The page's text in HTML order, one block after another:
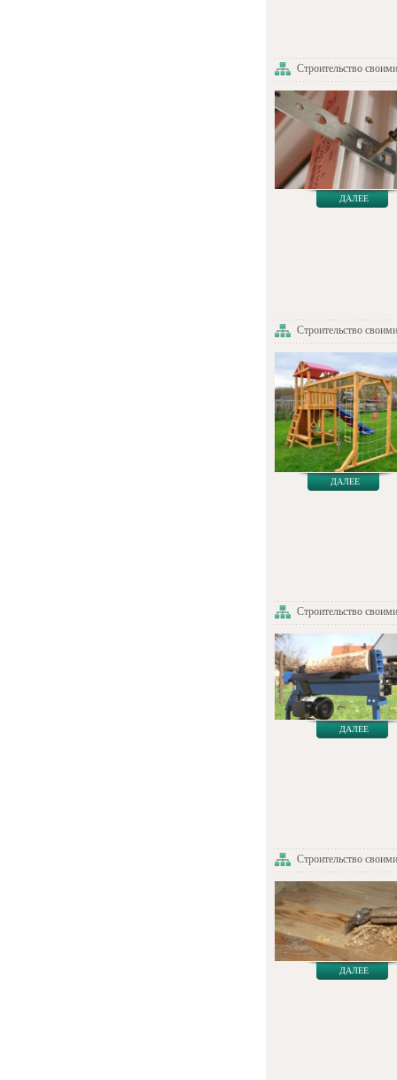
Строительство
ДАЛЕЕ
Строительство
ДАЛЕЕ
Строительство
ДАЛЕЕ
Строительство
ДАЛЕЕ